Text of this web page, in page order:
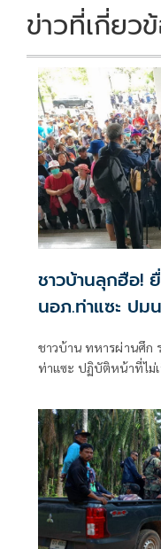
k k
ข่าวที่เกี่ยว
ชาวบ้านลุกฮือ!
นอภ.ท่าแซะ ป
ชาวบ้าน ทหารผ่านศึก
ท่าแซะ ปฏิบัติหน้าที่ไม่
นายทุน แรงงานต่างด้า
ในป่าสงวน พร้อมกลับ
ตอบ